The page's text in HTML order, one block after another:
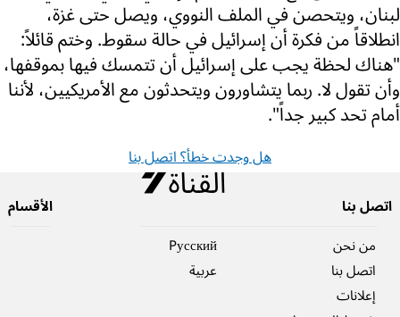
لبنان، ويتحصن في الملف النووي، ويصل حتى غزة،
انطلاقاً من فكرة أن إسرائيل في حالة سقوط. وختم قائلاً:
"هناك لحظة يجب على إسرائيل أن تتمسك فيها بموقفها،
وأن تقول لا. ربما يتشاورون ويتحدثون مع الأمريكيين، لأننا
أمام تحد كبير جداً".
هل وجدت خطأ؟ اتصل بنا
اتصل بنا
من نحن
اتصل بنا
إعلانات
Pусский
عربية
الأقسام